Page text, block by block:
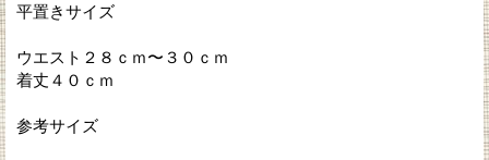
平置きサイズ
ウエスト２８ｃｍ〜３０ｃｍ
着丈４０ｃｍ
参考サイズ